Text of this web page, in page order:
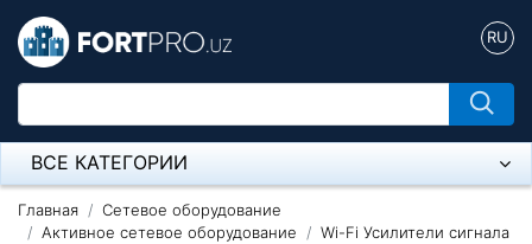
RU
ВСЕ КАТЕГОРИИ
Микрофон
Главная
Сетевое оборудование
Активное сетевое оборудование
Wi-Fi Усилители сигнала